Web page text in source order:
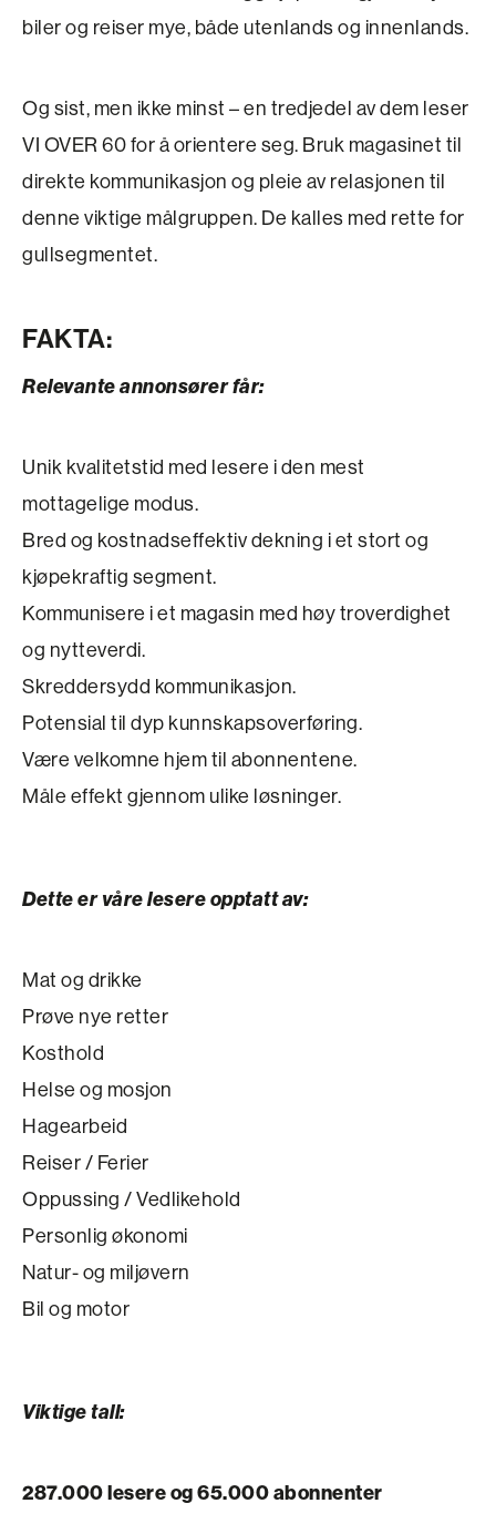
biler og reiser mye, både utenlands og innenlands.
Og sist, men ikke minst – en tredjedel av dem leser
VI OVER 60 for å orientere seg. Bruk magasinet til
direkte kommunikasjon og pleie av relasjonen til
denne viktige målgruppen. De kalles med rette for
gullsegmentet.
FAKTA:
Relevante annonsører får:
Unik kvalitetstid med lesere i den mest
mottagelige modus.
Bred og kostnadseffektiv dekning i et stort og
kjøpekraftig segment.
Kommunisere i et magasin med høy troverdighet
og nytteverdi.
Skreddersydd kommunikasjon.
Potensial til dyp kunnskapsoverføring.
Være velkomne hjem til abonnentene.
Måle effekt gjennom ulike løsninger.
Dette er våre lesere opptatt av:
Mat og drikke
Prøve nye retter
Kosthold
Helse og mosjon
Hagearbeid
Reiser / Ferier
Oppussing / Vedlikehold
Personlig økonomi
Natur- og miljøvern
Bil og motor
Viktige tall:
287.000 lesere og 65.000 abonnenter